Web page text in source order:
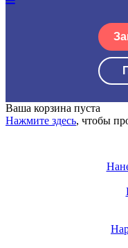
Ваша корзина пуста
Нажмите здесь, чтобы